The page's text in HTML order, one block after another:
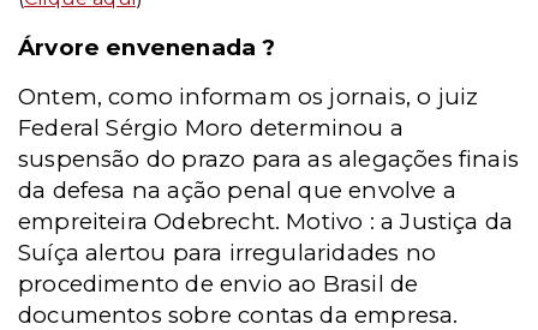
Árvore envenenada ?
Ontem, como informam os jornais, o juiz
Federal Sérgio Moro determinou a
suspensão do prazo para as alegações finais
da defesa na ação penal que envolve a
empreiteira Odebrecht. Motivo : a Justiça da
Suíça alertou para irregularidades no
procedimento de envio ao Brasil de
documentos sobre contas da empresa.